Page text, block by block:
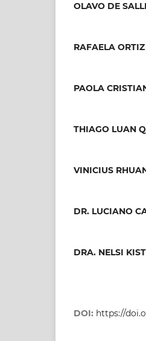
OLAVO DE
RAFAELA
PAOLA
THIAGO LUAN
VINICIUS
DR. LUCIANO
DRA. NELSI
DOI: https://